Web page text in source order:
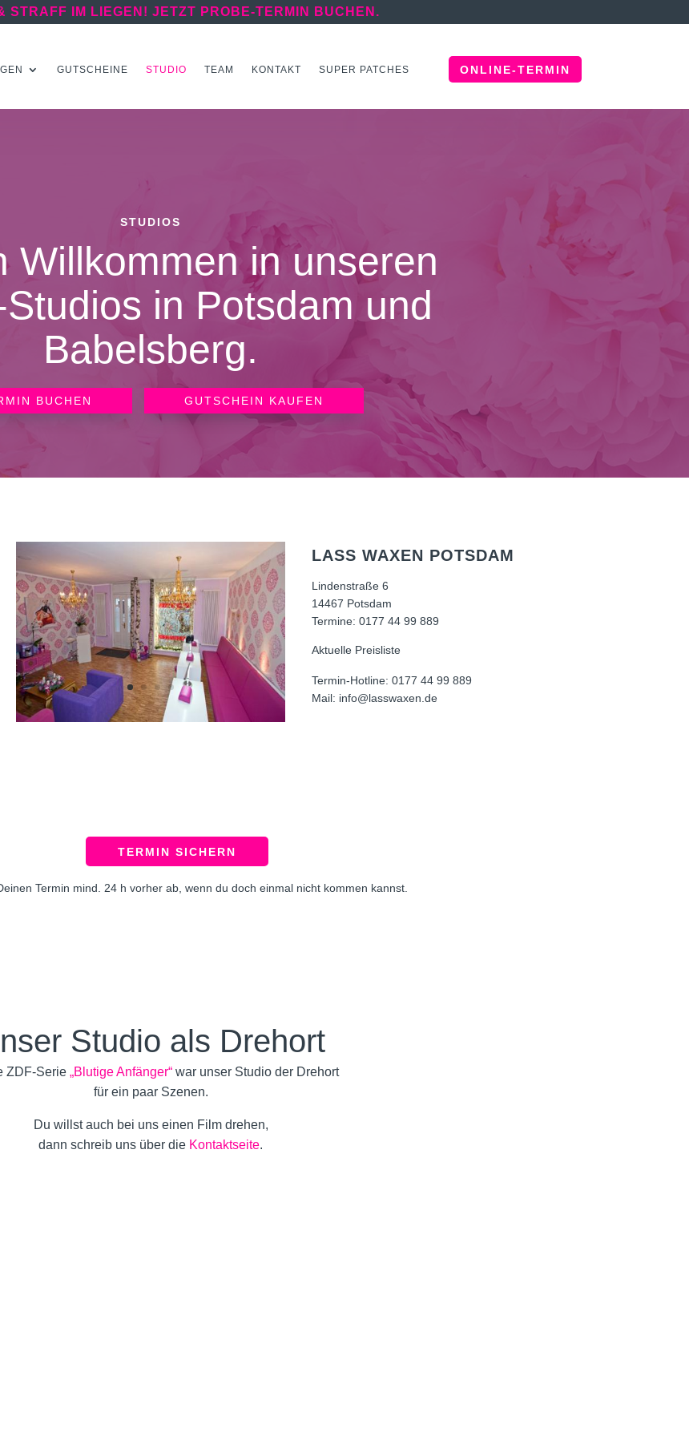
STRAFF IM LIEGEN! JETZT PROBE-TERMIN BUCHEN.
GUTSCHEINE STUDIO TEAM KONTAKT SUPER PATCHES ONLINE-TERMIN
STUDIOS
Willkommen in unseren
in Potsdam und
Babelsberg.
BUCHEN GUTSCHEIN KAUFEN
LASS WAXEN POTSDAM
Lindenstraße 6
14467 Potsdam
Termine: 0177 44 99 889
Aktuelle Preisliste
Termin-Hotline: 0177 44 99 889
Mail: info@lasswaxen.de
TERMIN SICHERN
Termin mind. 24 h vorher ab, wenn du doch einmal nicht kommen kannst.
Studio als Drehort
ZDF-Serie „Blutige Anfänger“war unser Studio der Drehort
für ein paar Szenen.
Du willst auch bei uns einen Film drehen,
dann schreib uns über die Kontaktseite.